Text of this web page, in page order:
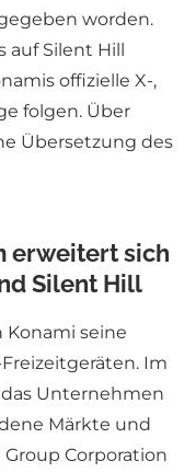
worden.
auf Silent Hill
offizielle X-,
folgen. Über
Übersetzung des
erweitert sich
Silent Hill
Konami seine
Im
Unternehmen
Märkte und
Corporation